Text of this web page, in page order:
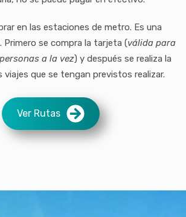
en las estaciones de metro. Es una
Primero se compra la tarjeta (válida para
a la vez) y después se realiza la
viajes que se tengan previstos realizar.
Ver Rutas